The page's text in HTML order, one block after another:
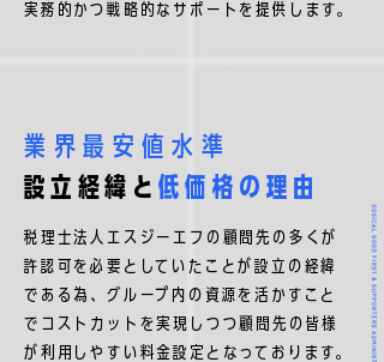
実務的かつ戦略的なサポートを提供します。
業界最安値水準
設立経緯と 低価格の理由
税理士法人エスジーエフの顧問先の多くが
許認可を必要としていたことが設立の経緯
である為、グループ内の資源を活かすこと
でコストカットを実現しつつ顧問先の皆様
が利用しやすい料金設定となっております。